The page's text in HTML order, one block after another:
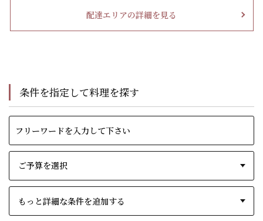
配達エリアの詳細を見る
条件を指定して料理を探す
もっと詳細な条件を追加する